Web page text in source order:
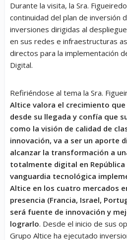
Durante la visita, la Sra.
continuidad del plan de inversión
inversiones dirigidas al
en sus redes e infraestructuras
directos para la implementación
Digital.
Refiriéndose al tema la Sra.
Altice valora el crecimiento
desde su llegada y confía que
como la visión de calidad de
innovación, va a ser un aporte
alcanzar la transformación a
totalmente digital en República
vanguardia tecnológica
Altice en los cuatro mercados
presencia (Francia, Israel,
será fuente de innovación y
lograrlo. Desde el inicio de sus
Grupo Altice ha ejecutado